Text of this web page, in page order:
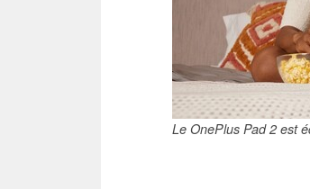
Le OnePlus Pad 2 est